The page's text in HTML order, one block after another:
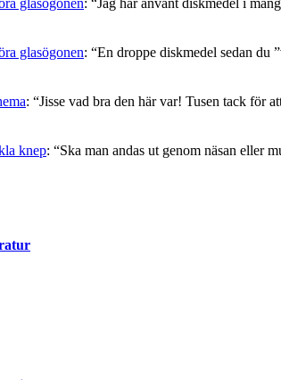
glasögonen: “En droppe diskmedel sedan du
: “Jisse vad bra den här var! Tusen tack för
knep: “Ska man andas ut genom näsan eller